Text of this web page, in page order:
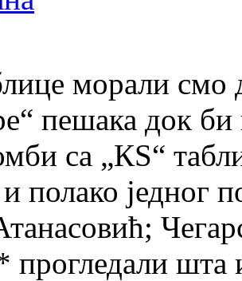
морали смо
пешака док би
са „КЅ“
полако једног
прогледали